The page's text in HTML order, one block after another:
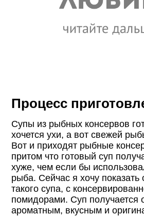
Процесс
Супы из рыбных консервов
хочется ухи, а вот свежей
Вот и приходят рыбные
притом что готовый суп
хуже, чем если бы
рыба. Сейчас я хочу показать
такого супа, с
помидорами. Суп получается
ароматным, вкусным и